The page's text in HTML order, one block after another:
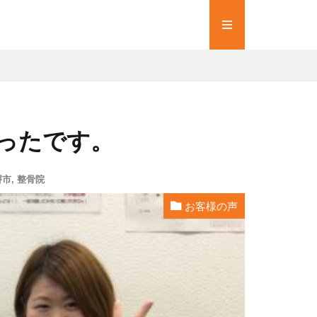
たです。
市, 整骨院
お客様の声